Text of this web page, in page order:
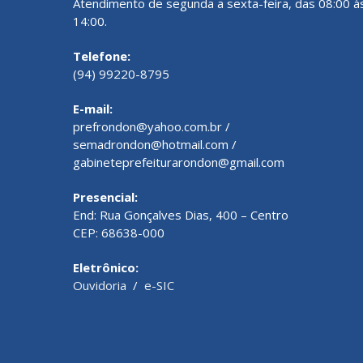
14:00.
Telefone:
(94) 99220-8795
E-mail:
prefrondon@yahoo.com.br /
semadrondon@hotmail.com /
gabineteprefeiturarondon@gmail.com
Presencial:
End: Rua Gonçalves Dias, 400 – Centro
CEP: 68638-000
Eletrônico:
Ouvidoria / e-SIC